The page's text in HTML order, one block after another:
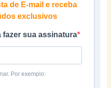
de E-mail e receba
exclusivos
fazer sua assinatura
Por exemplo: